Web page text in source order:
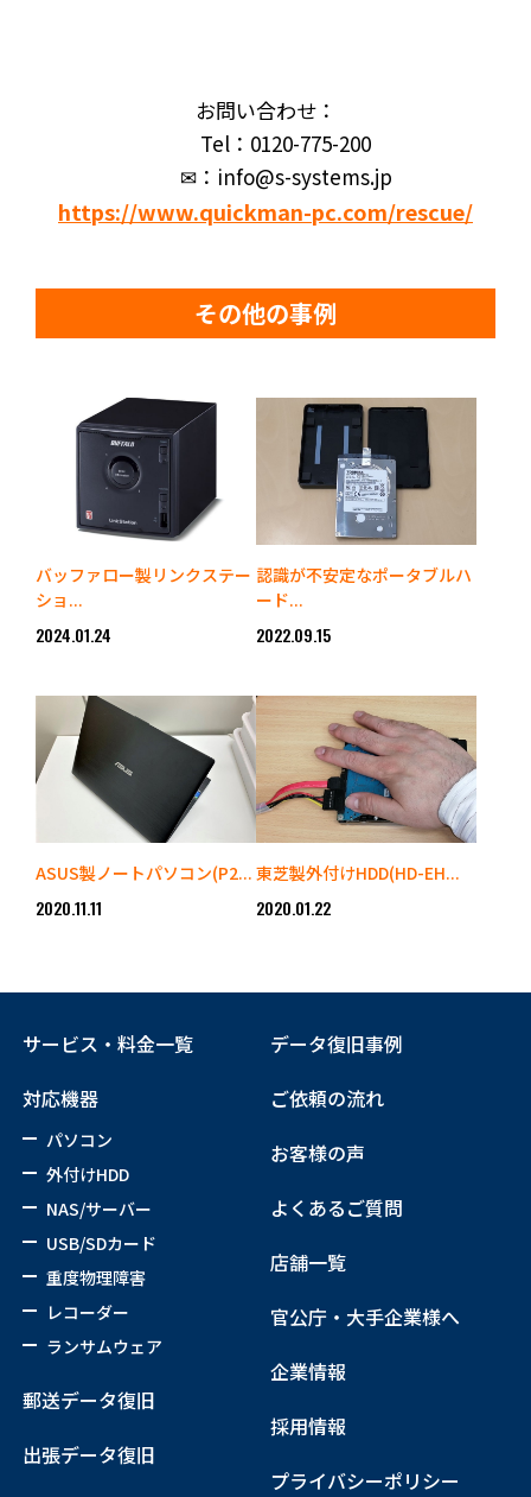
お問い合わせ：
Tel：0120-775-200
✉：info@s-systems.jp
https://www.quickman-pc.com/rescue/
その他の事例
バッファロー製リンクステー
ショ...
2024.01.24
認識が不安定なポータブルハ
ード...
2022.09.15
ASUS製ノートパソコン(P2...
2020.11.11
東芝製外付けHDD(HD-EH...
2020.01.22
サービス・料金一覧
対応機器
パソコン
外付けHDD
NAS/サーバー
USB/SDカード
重度物理障害
レコーダー
ランサムウェア
郵送データ復旧
出張データ復旧
データ復旧事例
ご依頼の流れ
お客様の声
よくあるご質問
店舗一覧
官公庁・大手企業様へ
企業情報
採用情報
プライバシーポリシー